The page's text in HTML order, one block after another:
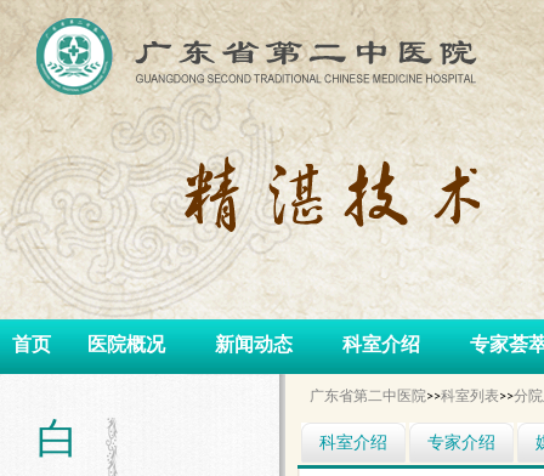
首页 医院概况 新闻动态 科室介绍 专家荟
白
广东省第二中医院>>科室列表>>分
科室介绍 专家介绍